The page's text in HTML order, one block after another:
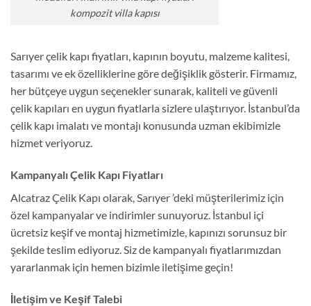
kompozit villa kapısı
Sarıyer çelik kapı fiyatları, kapının boyutu, malzeme kalitesi,
tasarımı ve ek özelliklerine göre değişiklik gösterir. Firmamız,
her bütçeye uygun seçenekler sunarak, kaliteli ve güvenli
çelik kapıları en uygun fiyatlarla sizlere ulaştırıyor. İstanbul’da
çelik kapı imalatı ve montajı konusunda uzman ekibimizle
hizmet veriyoruz.
Kampanyalı Çelik Kapı Fiyatları
Alcatraz Çelik Kapı olarak, Sarıyer ’deki müşterilerimiz için
özel kampanyalar ve indirimler sunuyoruz. İstanbul içi
ücretsiz keşif ve montaj hizmetimizle, kapınızı sorunsuz bir
şekilde teslim ediyoruz. Siz de kampanyalı fiyatlarımızdan
yararlanmak için hemen bizimle iletişime geçin!
İletişim ve Keşif Talebi